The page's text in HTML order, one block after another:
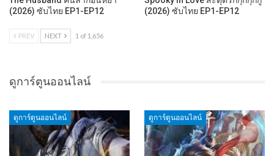
(2026) ซับไทย EP1-EP12
(2026) ซับไทย EP1-EP12
PREV NEXT 1 of 1,656
ดูการ์ตูนออนไลน์
ดูการ์ตูนออนไลน์ ดูการ์ตูนออนไลน์